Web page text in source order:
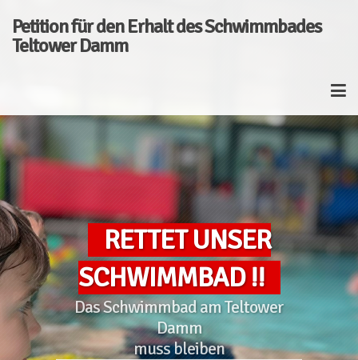
Petition für den Erhalt des Schwimmbades
Teltower Damm
RETTET UNSER
SCHWIMMBAD !!
Das Schwimmbad am Teltower
Damm
muss bleiben